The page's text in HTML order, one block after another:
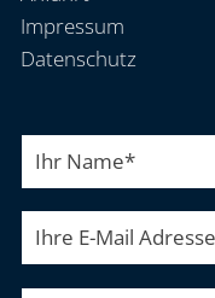
Impressum
Datenschutz
Ihr Name*
Ihre E-Mail